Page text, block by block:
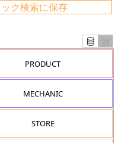
ク検索に保存
PRODUCT
MECHANIC
STORE